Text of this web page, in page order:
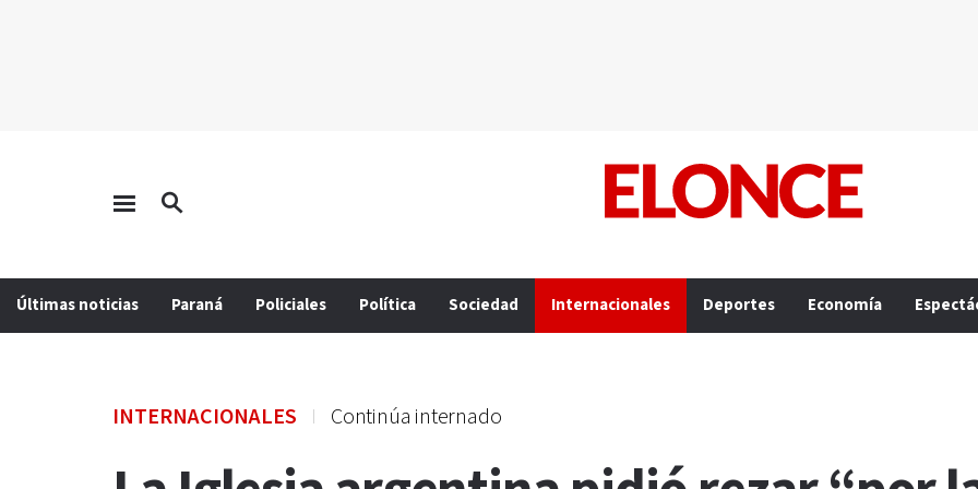
Últimas noticias Paraná Policiales Política Sociedad Internacionales Deportes Economía
INTERNACIONALES Continúa internado